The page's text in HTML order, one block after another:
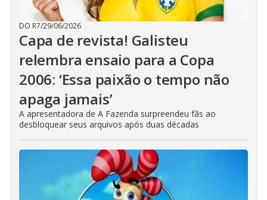
DO R7/29/06/2026
Capa de revista! Galisteu
relembra ensaio para a Copa
2006: ‘Essa paixão o tempo não
apaga jamais’
A apresentadora de A Fazenda surpreendeu fãs ao
desbloquear seus arquivos após duas décadas